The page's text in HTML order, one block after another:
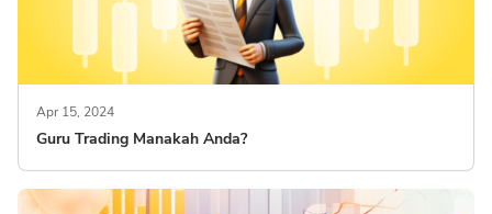
Apr 15, 2024
Guru Trading Manakah Anda?